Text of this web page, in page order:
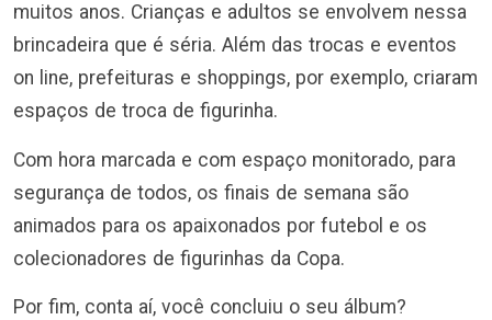
muitos anos. Crianças e adultos se envolvem nessa
brincadeira que é séria. Além das trocas e eventos
on line, prefeituras e shoppings, por exemplo, criaram
espaços de troca de figurinha.
Com hora marcada e com espaço monitorado, para
segurança de todos, os finais de semana são
animados para os apaixonados por futebol e os
colecionadores de figurinhas da Copa.
Por fim, conta aí, você concluiu o seu álbum?